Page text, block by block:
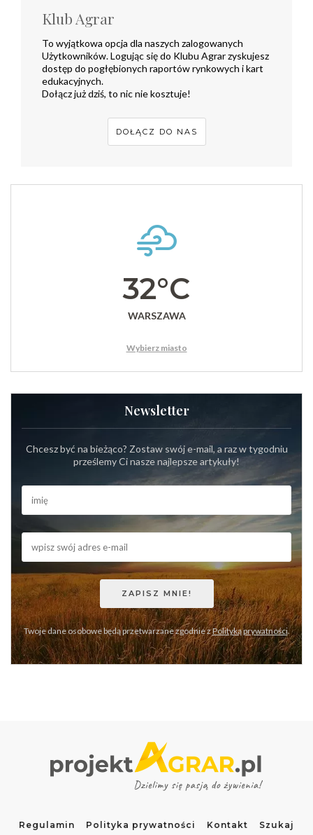
Klub Agrar
To wyjątkowa opcja dla naszych zalogowanych
Użytkowników. Logując się do Klubu Agrar zyskujesz
dostęp do pogłębionych raportów rynkowych i kart
edukacyjnych.
Dołącz już dziś, to nic nie kosztuje!
DOŁĄCZ DO NAS
32°C
WARSZAWA
Wybierz miasto
Newsletter
Chcesz być na bieżąco? Zostaw swój e-mail, a raz w tygodniu
prześlemy Ci nasze najlepsze artykuły!
Twoje dane osobowe będą przetwarzane zgodnie zPolityką prywatności.
Regulamin Polityka prywatności Kontakt Szukaj